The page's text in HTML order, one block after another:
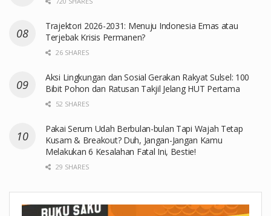
Trajektori 2026-2031: Menuju Indonesia Emas atau
Terjebak Krisis Permanen?
26 SHARES
Aksi Lingkungan dan Sosial Gerakan Rakyat Sulsel: 100
Bibit Pohon dan Ratusan Takjil Jelang HUT Pertama
52 SHARES
Pakai Serum Udah Berbulan-bulan Tapi Wajah Tetap
Kusam & Breakout? Duh, Jangan-Jangan Kamu
Melakukan 6 Kesalahan Fatal Ini, Bestie!
29 SHARES